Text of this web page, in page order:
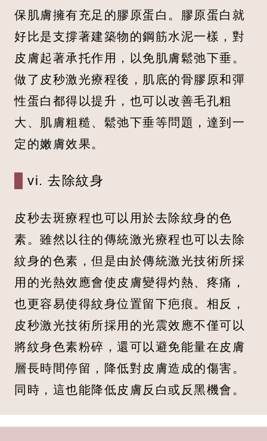
保肌膚擁有充足的膠原蛋白。膠原蛋白就
好比是支撐著建築物的鋼筋水泥一樣，對
皮膚起著承托作用，以免肌膚鬆弛下垂。
做了皮秒激光療程後，肌底的骨膠原和彈
性蛋白都得以提升，也可以改善毛孔粗
大、肌膚粗糙、鬆弛下垂等問題，達到一
定的嫩膚效果。
vi. 去除紋身
皮秒去斑療程也可以用於去除紋身的色
素。雖然以往的傳統激光療程也可以去除
紋身的色素，但是由於傳統激光技術所採
用的光熱效應會使皮膚變得灼熱、疼痛，
也更容易使得紋身位置留下疤痕。相反，
皮秒激光技術所採用的光震效應不僅可以
將紋身色素粉碎，還可以避免能量在皮膚
層長時間停留，降低對皮膚造成的傷害。
同時，這也能降低皮膚反白或反黑機會。